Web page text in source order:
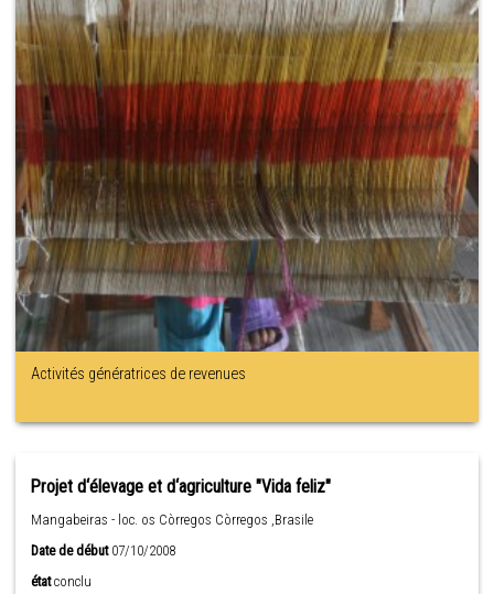
Activités génératrices de revenues
Projet d‘élevage et d‘agriculture "Vida feliz"
Mangabeiras - loc. os Còrregos Còrregos ,Brasile
Date de début07/10/2008
état conclu